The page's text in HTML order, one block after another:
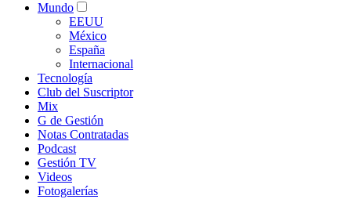
Mundo
EEUU
México
España
Internacional
Tecnología
Club del Suscriptor
Mix
G de Gestión
Notas Contratadas
Podcast
Gestión TV
Videos
Fotogalerías